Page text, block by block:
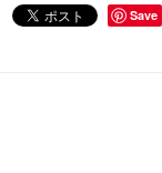
Save